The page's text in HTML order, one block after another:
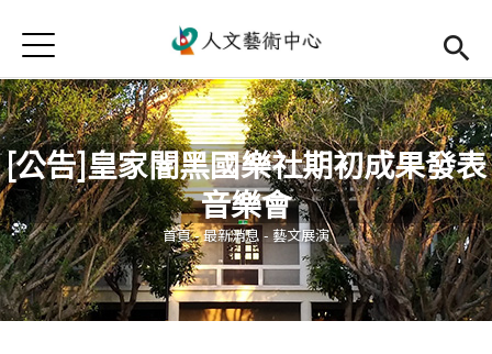
首頁
首頁
最新消息
中心簡介
Open
師資陣容
Open
藝文活動
[公告]皇家闇黑國樂社期初成果發表
音樂會
您在這裡
首頁-最新消息-藝文展演